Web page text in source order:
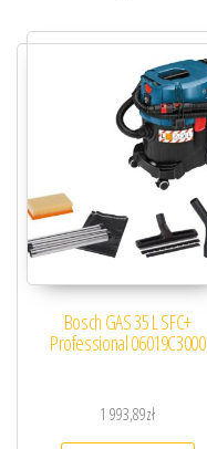
Bosch GAS 35 L SFC+
Professional 06019C3000
1 993,89zł